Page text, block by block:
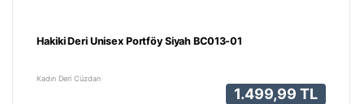
Hakiki Deri Unisex Portföy Siyah BC013-01
Kadın Deri Cüzdan
1.499,99 TL